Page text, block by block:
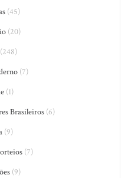
(45)
(20)
(7)
(1)
Brasileiros(6)
(9)
(7)
(9)